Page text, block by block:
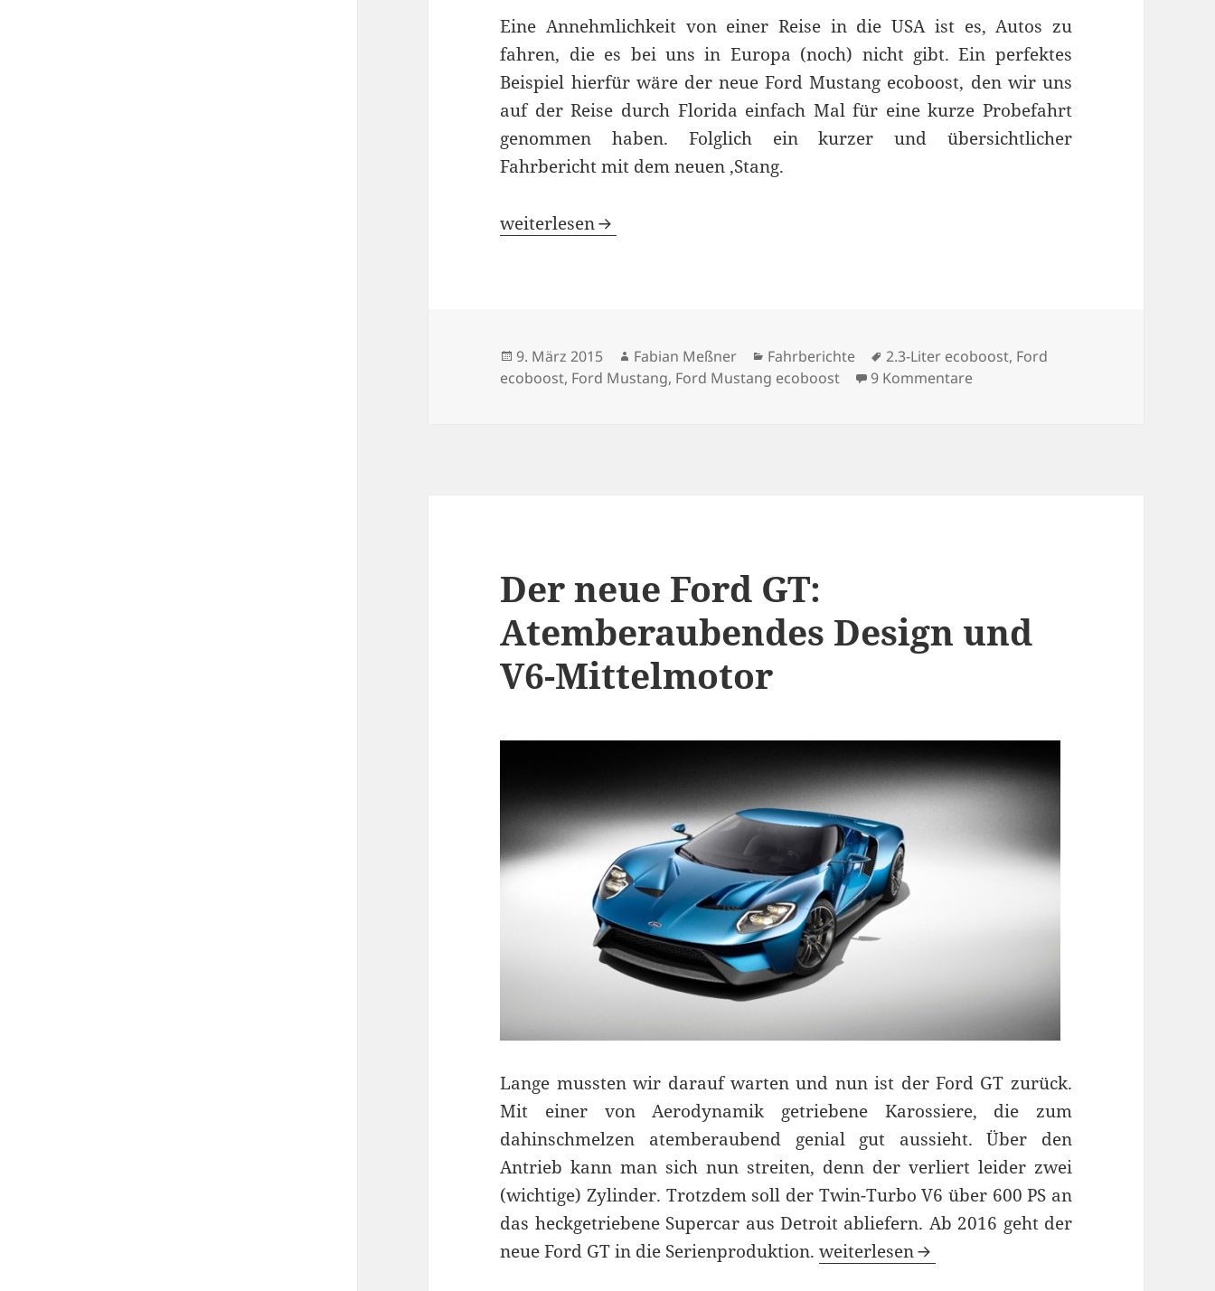
Eine Annehmlichkeit von einer Reise in die USA ist es, Autos zu
fahren, die es bei uns in Europa (noch) nicht gibt. Ein perfektes
Beispiel hierfür wäre der neue Ford Mustang ecoboost, den wir uns
auf der Reise durch Florida einfach Mal für eine kurze Probefahrt
genommen haben. Folglich ein kurzer und übersichtlicher
Fahrbericht mit dem neuen ‚Stang.
Probefahrt im Ford Mustang ecoboost
weiterlesen
Veröffentlicht
am
9. März 2015 Autor
Fabian Meßner Kategorien
Fahrberichte Schlagwörter
2.3-Liter ecoboost, Ford
ecoboost, Ford Mustang, Ford Mustang ecoboost 9 Kommentarezu Probefahrt im Ford Mustang
Der neue Ford GT:
Atemberaubendes Design und
V6-Mittelmotor
Lange mussten wir darauf warten und nun ist der Ford GT zurück.
Mit einer von Aerodynamik getriebene Karossiere, die zum
dahinschmelzen atemberaubend genial gut aussieht. Über den
Antrieb kann man sich nun streiten, denn der verliert leider zwei
(wichtige) Zylinder. Trotzdem soll der Twin-Turbo V6 über 600 PS an
das heckgetriebene Supercar aus Detroit abliefern. Ab 2016 geht der
neue Ford GT in die Serienproduktion.Der neue Ford GT: Atemberaubendes Design
weiterlesen